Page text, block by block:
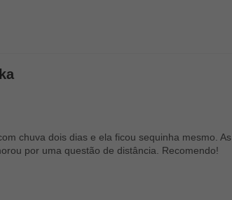
chuva dois dias e ela ficou sequinha mesmo.
por uma questão de distância. Recomendo!